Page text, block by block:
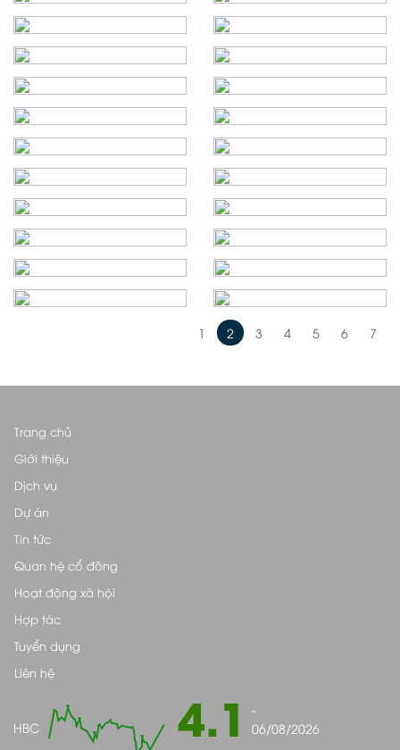
1 2 3 4 5 6 7
Trang chủ
Giới thiệu
Dịch vụ
Dự án
Tin tức
Quan hệ cổ đông
Hoạt động xã hội
Hợp tác
Tuyển dụng
Liên hệ
HBC 4.1
-
06/08/2026